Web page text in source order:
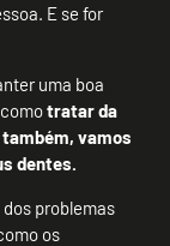
E se for
uma boa
tratar da
vamos
dentes.
problemas
os